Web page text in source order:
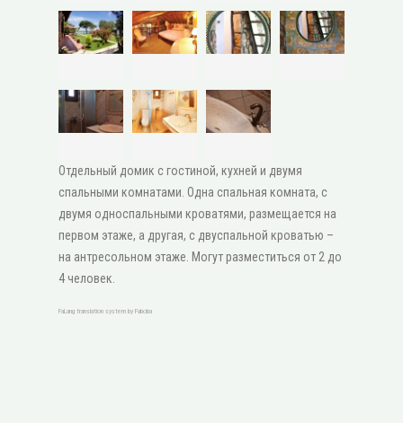
Отдельный домик с гостиной, кухней и двумя
спальными комнатами. Одна спальная комната, с
двумя односпальными кроватями, размещается на
первом этаже, а другая, с двуспальной кроватью –
на антресольном этаже. Могут разместиться от 2 до
4 человек.
FaLang translation system by Faboba